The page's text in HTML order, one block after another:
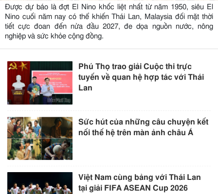
Được dự báo là đợt El Nino khốc liệt nhất từ năm 1950, siêu El
Nino cuối năm nay có thể khiến Thái Lan, Malaysia đối mặt thời
tiết cực đoan đến nửa đầu 2027, đe dọa nguồn nước, nông
nghiệp và sức khỏe cộng đồng.
Phú Thọ trao giải Cuộc thi trực
tuyến về quan hệ hợp tác với Thái
Lan
Sức hút của những câu chuyện kết
nối thế hệ trên màn ảnh châu Á
Việt Nam cùng bảng với Thái Lan
tại giải FIFA ASEAN Cup 2026